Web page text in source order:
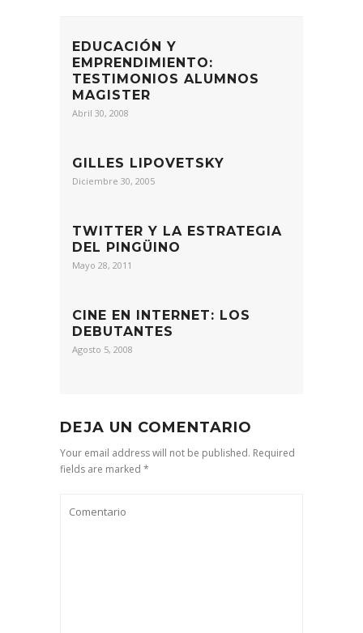
EDUCACIÓN Y
EMPRENDIMIENTO:
TESTIMONIOS ALUMNOS
MAGISTER
Abril 30, 2008
GILLES LIPOVETSKY
Diciembre 30, 2005
TWITTER Y LA ESTRATEGIA
DEL PINGÜINO
Mayo 28, 2011
CINE EN INTERNET: LOS
DEBUTANTES
Agosto 5, 2008
DEJA UN COMENTARIO
Your email address will not be published. Required
fields are marked *